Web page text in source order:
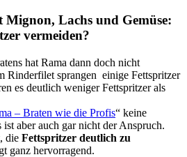
Mignon, Lachs und Gemüse:
vermeiden?
hat Rama dann doch nicht
Rinderfilet sprangen einige Fettspritzer
es deutlich weniger Fettspritzer als
– Braten wie die Profis“ keine
aber auch gar nicht der Anspruch.
die Fettspritzer deutlich zu
ganz hervorragend.